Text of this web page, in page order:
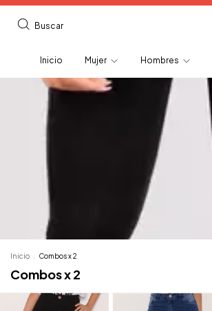
Buscar
Inicio Mujer Hombres
Inicio Combos x 2
Combos x 2